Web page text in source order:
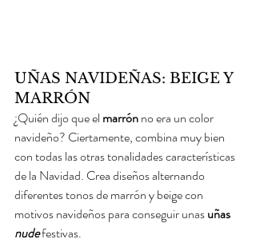
UÑAS NAVIDEÑAS: BEIGE Y
MARRÓN
¿Quién dijo que el marrón no era un color
navideño? Ciertamente, combina muy bien
con todas las otras tonalidades características
de la Navidad. Crea diseños alternando
diferentes tonos de marrón y beige con
motivos navideños para conseguir unas uñas
nude festivas.